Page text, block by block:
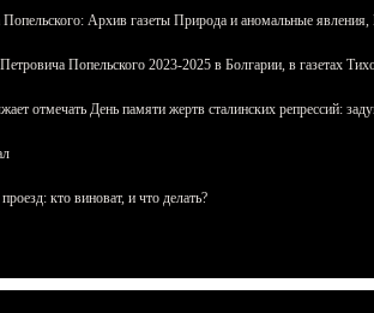
Архив газеты Природа и аномальные
Попельского 2023-2025 в Болгарии, в газетах
отмечать День памяти жертв сталинских репрессий:
кто виноват, и что делать?